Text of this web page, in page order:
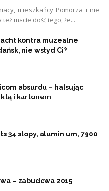
mieszkańcy Pomorza i nie
macie dość tego, że...
kontra muzealne
nie wstyd Ci?
absurdu – halsując
i kartonem
34 stopy, aluminium, 7900
– zabudowa 2015